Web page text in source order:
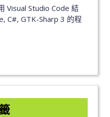
Visual Studio Code 結
C#, GTK-Sharp 3 的程